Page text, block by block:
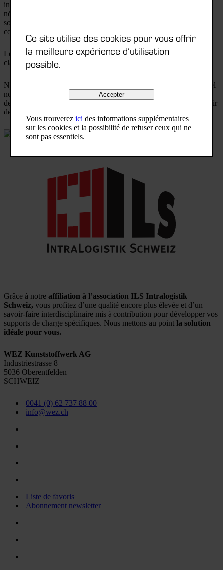
Ce site utilise des cookies pour vous offrir
la meilleure expérience d’utilisation
possible.
Accepter
Vous trouverezici des informations supplémentaires
sur les cookies et la possibilité de refuser ceux qui ne
sont pas essentiels.
individuels sur mesure. Et nous produisons nous-mêmes les outils
nécessaires dans notre propre usine d’outils, afin de réaliser votre
solution personnalisée de manière rapide et optimisée en termes de
coûts.
Les étiquettes RFID ou EAN à code-barres permettent d’identifier
clairement les supports de charge.
Nous consultons volontiers votre cahier des charges, à partir duquel
nous élaborons une ébauche. Vous pouvez également nous
demander une consultation individuelle. Nous nous ferons un plaisir
de passer chez vous.
Grâce à notre affiliation à l’association ILS Intralogistik
Schweiz, vous profitez d’une qualité encore plus élevée et d’un
savoir-faire interdisciplinaire mis à contribution pour développer vos
supports de charge spécifiques. Nous mettons au point la solution
idéale pour vous.
WEZ Kunststoffwerk AG
Industriestrasse 8
5036 Oberentfelden
SCHWEIZ
0041 (0) 62 737 88 00
info@wez.ch
Liste de favoris
Abonnement newsletter